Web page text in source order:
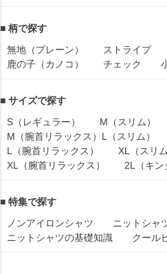
■ 柄で探す
無地（プレーン）
ストライプ
鹿の子（カノコ）
チェック
■ サイズで探す
S（レギュラー）
M（スリム）
M（腕首リラックス） L（スリム）
L（腕首リラックス）
XL（スリム
XL（腕首リラックス）
2L（キン
■ 特集で探す
ノンアイロンシャツ
ニットシャ
ニットシャツの基礎知識
クール